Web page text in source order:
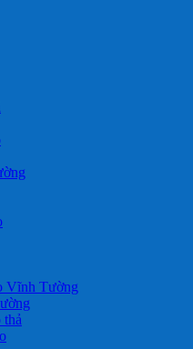
Vĩnh Tường
thả